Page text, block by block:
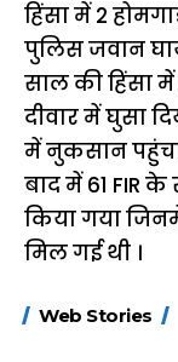
हिंसा में 2
पुलिस जवान
साल की हिंसा
दीवार में घुसा
में नुकसान
बाद में 61 FIR
किया गया
मिल गई थी ।
Web Stories
FASTag के ये नए